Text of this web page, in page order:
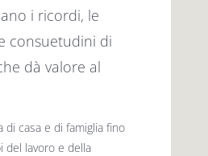
i ricordi, le
consuetudini di
dà valore al
di casa e di famiglia fino
del lavoro e della